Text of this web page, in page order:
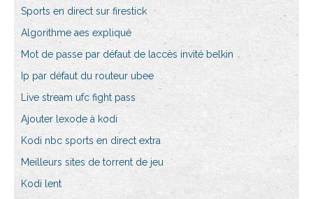
Sports en direct sur firestick
Algorithme aes expliqué
Mot de passe par défaut de laccès invité belkin
Ip par défaut du routeur ubee
Live stream ufc fight pass
Ajouter lexode à kodi
Kodi nbc sports en direct extra
Meilleurs sites de torrent de jeu
Kodi lent